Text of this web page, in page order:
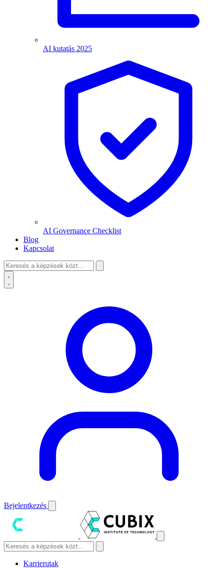
AI kutatás 2025
AI Governance Checklist
Blog
Kapcsolat
Bejelentkezés
Karrierutak